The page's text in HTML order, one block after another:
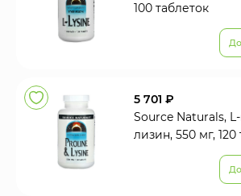
100 таблеток
5 701 ₽
Source Naturals,
лизин, 550 мг, 120